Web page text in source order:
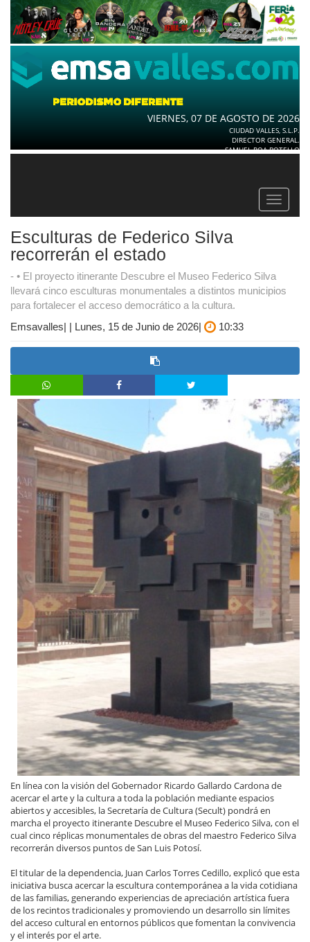
VIERNES, 07 DE AGOSTO DE 2026
CIUDAD VALLES, S.L.P.
DIRECTOR GENERAL.
SAMUEL ROA BOTELLO
Toggle
Esculturas de Federico Silva
recorrerán el estado
- • El proyecto itinerante Descubre el Museo Federico Silva
llevará cinco esculturas monumentales a distintos municipios
para fortalecer el acceso democrático a la cultura.
Emsavalles| | Lunes, 15 de Junio de 2026|
10:33
En línea con la visión del Gobernador Ricardo Gallardo Cardona de
acercar el arte y la cultura a toda la población mediante espacios
abiertos y accesibles, la Secretaría de Cultura (Secult) pondrá en
marcha el proyecto itinerante Descubre el Museo Federico Silva, con el
cual cinco réplicas monumentales de obras del maestro Federico Silva
recorrerán diversos puntos de San Luis Potosí.
El titular de la dependencia, Juan Carlos Torres Cedillo, explicó que esta
iniciativa busca acercar la escultura contemporánea a la vida cotidiana
de las familias, generando experiencias de apreciación artística fuera
de los recintos tradicionales y promoviendo un desarrollo sin límites
del acceso cultural en entornos públicos que fomentan la convivencia
y el interés por el arte.